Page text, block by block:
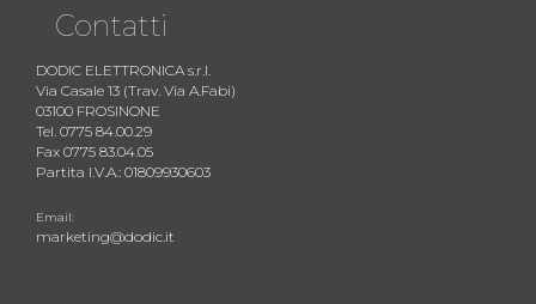
Contatti
DODIC ELETTRONICA s.r.l.
Via Casale 13 (Trav. Via A.Fabi)
03100 FROSINONE
Tel. 0775 84.00.29
Fax 0775 83.04.05
Partita I.V.A.: 01809930603
Email:
marketing@dodic.it